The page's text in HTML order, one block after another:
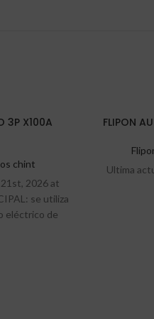
3P X100A
chint
2026 at
se utiliza
eléctrico de
FLIPON
Ultima